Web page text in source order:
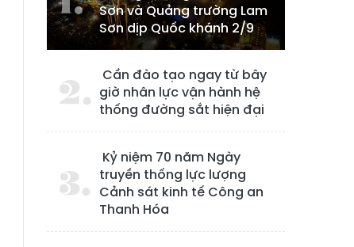
Sơn và Quảng trường Lam
Sơn dịp Quốc khánh 2/9
Cần đào tạo ngay từ bây
giờ nhân lực vận hành hệ
thống đường sắt hiện đại
Kỷ niệm 70 năm Ngày
truyền thống lực lượng
Cảnh sát kinh tế Công an
Thanh Hóa